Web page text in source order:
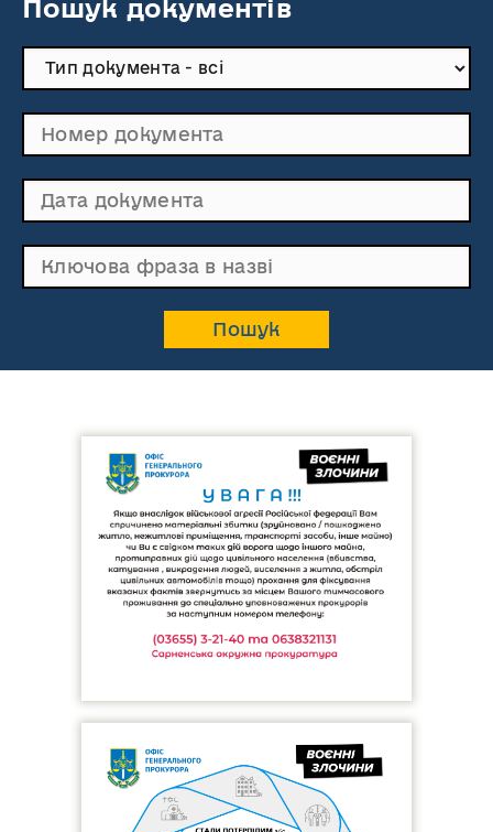
Пошук документів